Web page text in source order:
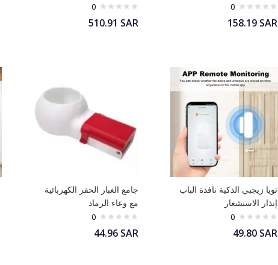
0
158.19 SAR
0
510.91 SAR
تويا زيجبي الذكية نافذة الباب
إنذار الاستشعار
0
49.80 SAR
جامع الغبار الحفر الكهربائية
مع وعاء الرماد
0
44.96 SAR